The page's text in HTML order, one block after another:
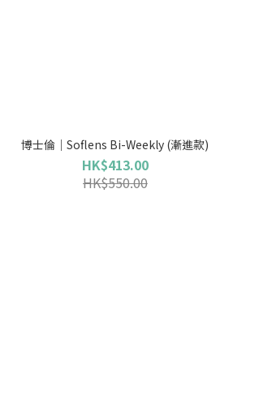
博士倫｜Soflens Bi-Weekly (漸進款)
HK$413.00
HK$550.00